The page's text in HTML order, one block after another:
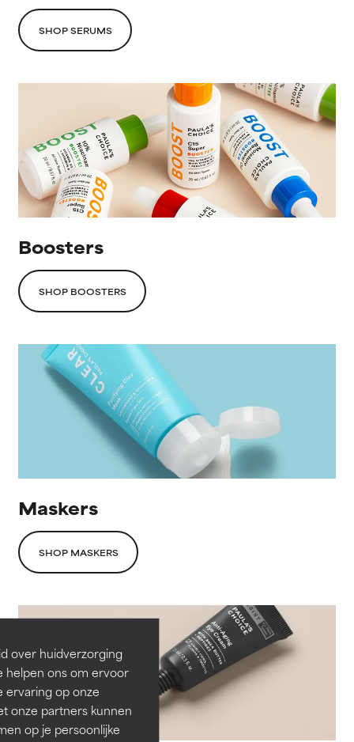
over huidverzorging
helpen ons om ervoor
ervaring op onze
onze partners kunnen
op je persoonlijke
SHOP SERUMS
Boosters
SHOP BOOSTERS
Maskers
SHOP MASKERS